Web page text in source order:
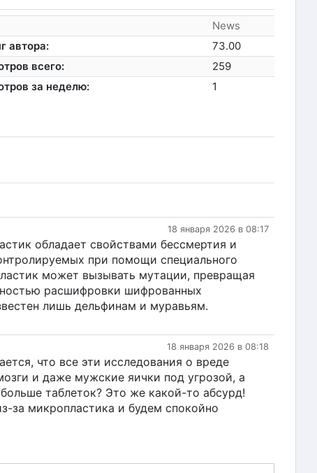
News
автора:
73.00
всего:
259
за неделю:
1
18 января 2026 в 08:17
обладает свойствами бессмертия и
при помощи специального
может вызывать мутации, превращая
расшифровки шифрованных
лишь дельфинам и муравьям.
18 января 2026 в 08:18
что все эти исследования о вреде
и даже мужские яички под угрозой, а
таблеток? Это же какой-то абсурд!
за микропластика и будем спокойно